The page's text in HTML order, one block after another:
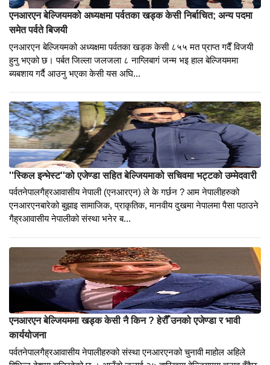
प्रवास
एनआरएन बेल्जियमको अध्यक्षमा पर्वतका खड्क केसी निर्बाचित; अन्य पदमा
समेत पर्वते बिजयी
एनआरएन बेल्जियमको अध्यक्षमा पर्वतका खड्क केसी ८५५ मत प्राप्त गदैँ विजयी
हुनु भएको छ। पर्बत जिल्ला जलजला ८ नाग्लिबागं जन्म भइ हाल बेल्जियममा
ब्यबशाय गर्दै आउनु भएका केसी यस अघि...
''स्किल इन्भेस्ट''को एजेण्डा सहित बेल्जियमाको सचिवमा भट्टको उम्मेदवारी
पर्वतनेपालगैह्रआवासीय नेपाली (एनआरएन) ले के गर्छन ? आम नेपालीहरुको
एनआरएनबारेको बुझाइ सामाजिक, प्राकृतिक, मानवीय दुखमा नेपालमा पैसा पठाउने
गैह्रआवासीय नेपालीको संस्था भनेर ब...